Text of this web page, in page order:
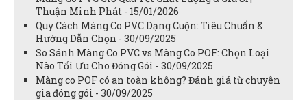
Thuận Minh Phát - 15/01/2026
Quy Cách Màng Co PVC Dạng Cuộn: Tiêu Chuẩn &
Hướng Dẫn Chọn - 30/09/2025
So Sánh Màng Co PVC vs Màng Co POF: Chọn Loại
Nào Tối Ưu Cho Đóng Gói - 30/09/2025
Màng co POF có an toàn không? Đánh giá từ chuyên
gia đóng gói - 30/09/2025